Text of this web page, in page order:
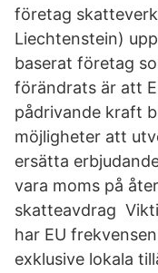
företag
Liechtenstein)
baserat företag
förändrats är att
pådrivande kraft
möjligheter att
ersätta
vara moms på
skatteavdrag
har EU
exklusive lokala